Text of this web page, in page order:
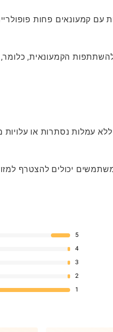
קמעונאים פחות
הקמעונאית,
עמלות נסתרות או עלויות
יכולים להצטרף
5
4
3
2
1